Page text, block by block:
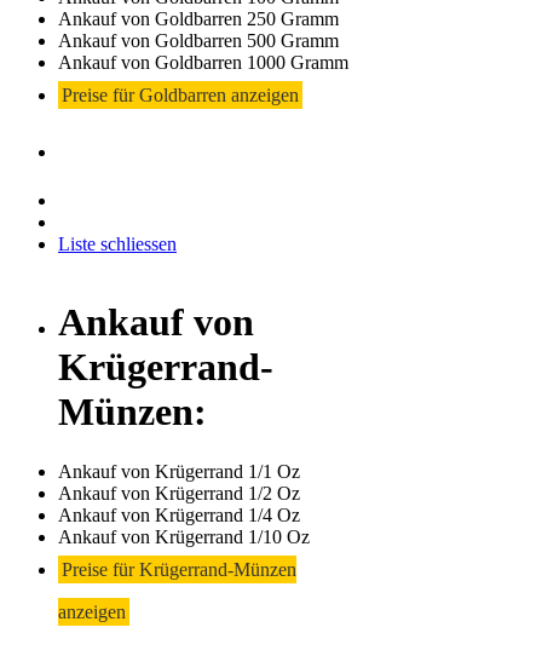
Ankauf von Goldbarren 250 Gramm
Ankauf von Goldbarren 500 Gramm
Ankauf von Goldbarren 1000 Gramm
Preise für Goldbarren anzeigen
Liste schliessen
Ankauf von
Krügerrand-
Münzen:
Ankauf von Krügerrand 1/1 Oz
Ankauf von Krügerrand 1/2 Oz
Ankauf von Krügerrand 1/4 Oz
Ankauf von Krügerrand 1/10 Oz
Preise für Krügerrand-Münzen
anzeigen